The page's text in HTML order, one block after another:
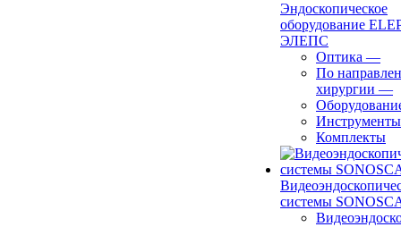
Эндоскопическое
оборудование
ЭЛЕПС
Оптика —
По
хирургии —
Инструменты
Комплекты
системы